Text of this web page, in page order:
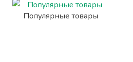
Популярные товары